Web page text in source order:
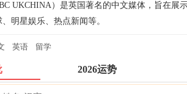
UKCHINA）是英国著名的中文媒体，旨在展
明星娱乐、热点新闻等。
英语 留学
2026运势